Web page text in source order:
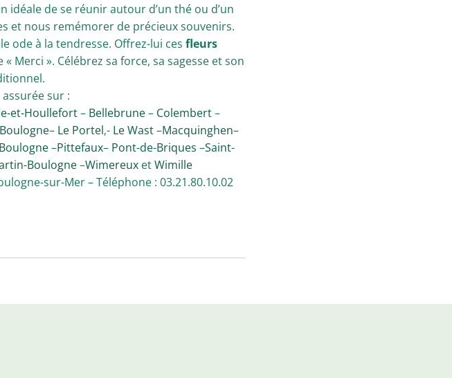
idéale de se réunir autour d’un thé ou d’un
et nous remémorer de précieux souvenirs.
ode à la tendresse. Offrez-lui ces fleurs
Merci ». Célébrez sa force, sa sagesse et son
assurée sur :
et-Houllefort– Bellebrune– Colembert–
– Le Portel,- Le Wast–Macquinghen–
–Pittefaux– Pont-de-Briques –Saint-
Boulogne–WimereuxetWimille
sur-Mer – Téléphone : 03.21.80.10.02